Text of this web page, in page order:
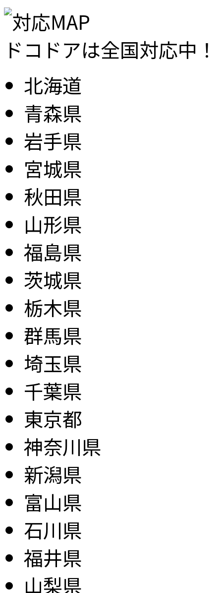
ドコドアは全国対応中！
北海道
青森県
岩手県
宮城県
秋田県
山形県
福島県
茨城県
栃木県
群馬県
埼玉県
千葉県
東京都
神奈川県
新潟県
富山県
石川県
福井県
山梨県